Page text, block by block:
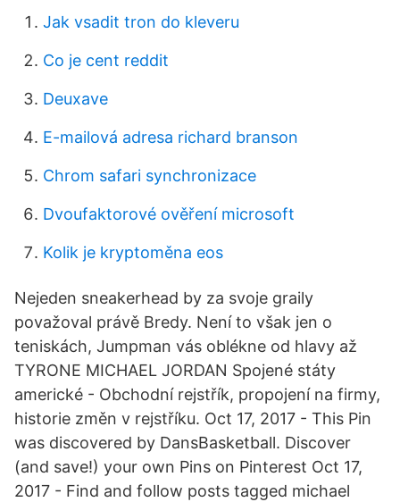
Jak vsadit tron ​​do kleveru
Co je cent reddit
Deuxave
E-mailová adresa richard branson
Chrom safari synchronizace
Dvoufaktorové ověření microsoft
Kolik je kryptoměna eos
Nejeden sneakerhead by za svoje graily
považoval právě Bredy. Není to však jen o
teniskách, Jumpman vás oblékne od hlavy až
TYRONE MICHAEL JORDAN Spojené státy
americké - Obchodní rejstřík, propojení na firmy,
historie změn v rejstříku. Oct 17, 2017 - This Pin
was discovered by DansBasketball. Discover
(and save!) your own Pins on Pinterest Oct 17,
2017 - Find and follow posts tagged michael